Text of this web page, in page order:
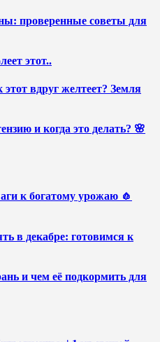
проверенные советы для
этот..
вдруг желтеет? Земля
и когда это делать? 🌸
к богатому урожаю 🧄
в декабре: готовимся к
и чем её подкормить для